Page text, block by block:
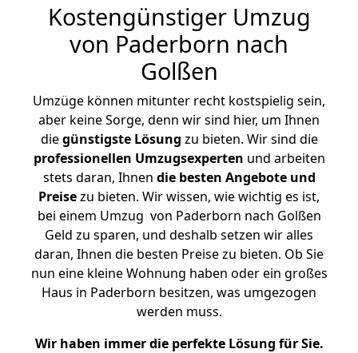
Kostengünstiger Umzug
von Paderborn nach
Golßen
Umzüge können mitunter recht kostspielig sein,
aber keine Sorge, denn wir sind hier, um Ihnen
diegünstigste Lösung zu bieten. Wir sind die
professionellen Umzugsexperten und arbeiten
stets daran, Ihnen die besten Angebote und
Preisezu bieten. Wir wissen, wie wichtig es ist,
bei einem Umzug von Paderborn nach Golßen
Geld zu sparen, und deshalb setzen wir alles
daran, Ihnen die besten Preise zu bieten. Ob Sie
nun eine kleine Wohnung haben oder ein großes
Haus in Paderborn besitzen, was umgezogen
werden muss.
Wir haben immer die perfekte Lösung für Sie.